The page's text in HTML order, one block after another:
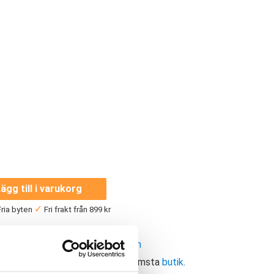
till i varukorg
byten ✓ Fri frakt från 899 kr
Breda skor dam,Löparskor dam
butikssaldo, kontakta din närmsta butik.